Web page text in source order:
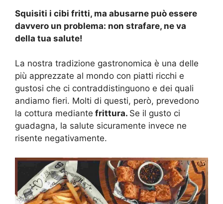
Squisiti i cibi fritti, ma abusarne può essere
davvero un problema: non strafare, ne va
della tua salute!
La nostra tradizione gastronomica è una delle
più apprezzate al mondo con piatti ricchi e
gustosi che ci contraddistinguono e dei quali
andiamo fieri. Molti di questi, però, prevedono
la cottura mediante frittura. Se il gusto ci
guadagna, la salute sicuramente invece ne
risente negativamente.